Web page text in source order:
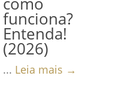
funciona?
Entenda!
(2026)
... Leia mais →